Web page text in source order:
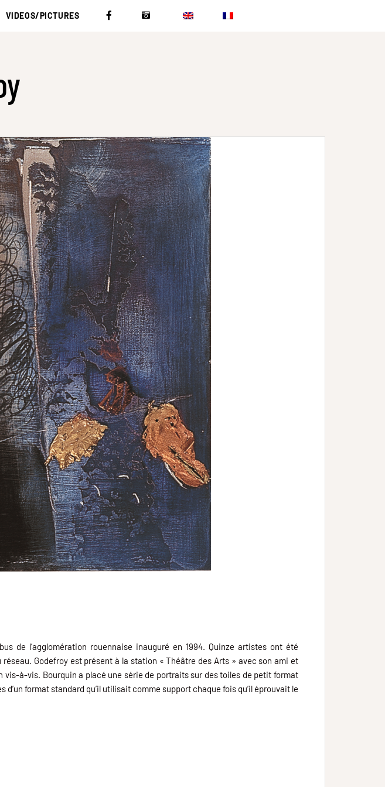
VIDEOS/PICTURES
de l’agglomération rouennaise inauguré en 1994. Quinze artistes ont été
Godefroy est présent à la station « Théâtre des Arts » avec son ami et
vis-à-vis. Bourquin a placé une série de portraits sur des toiles de petit format
d’un format standard qu’il utilisait comme support chaque fois qu’il éprouvait le